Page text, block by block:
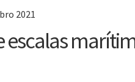
2021
escalas